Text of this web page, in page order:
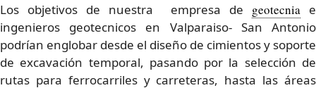
Los objetivos de nuestra empresa de geotecnia e
ingenieros geotecnicos en Valparaiso- San Antonio
podrían englobar desde el diseño de cimientos y soporte
de excavación temporal, pasando por la selección de
rutas para ferrocarriles y carreteras, hasta las áreas